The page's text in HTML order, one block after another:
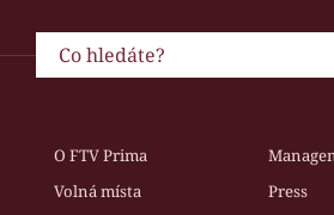
O FTV Prima
Volná místa
Press